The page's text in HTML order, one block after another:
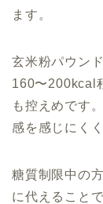
ます。
玄米粉パウン
160〜200kcal
も控えめです
感を感じにく
糖質制限中の
に代えること